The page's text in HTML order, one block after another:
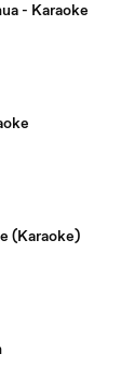
- Karaoke
- Karaoke
(Karaoke)